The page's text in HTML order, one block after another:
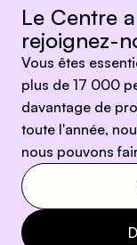
Le Centre
rejoignez-
Vous êtes
plus de 17 000
davantage de
toute l'année,
nous pouvons